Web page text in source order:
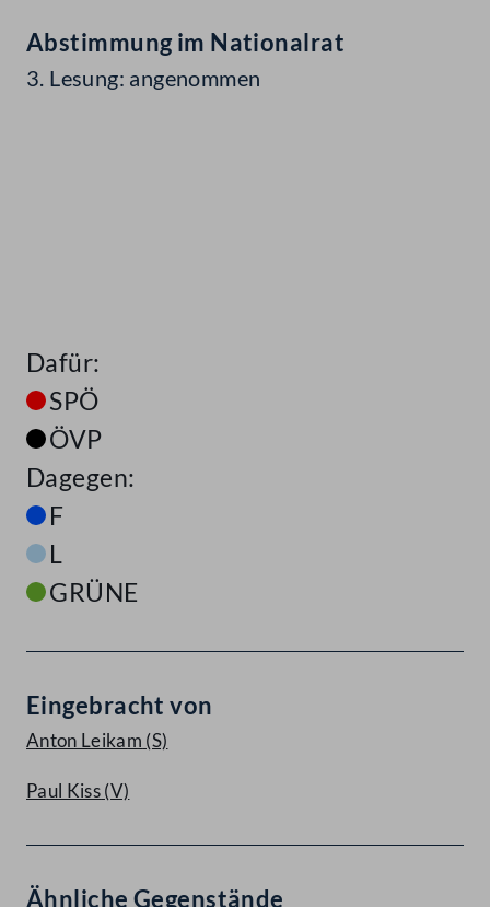
Abstimmung im Nationalrat
3. Lesung: angenommen
Dafür:
SPÖ
ÖVP
Dagegen:
F
L
GRÜNE
Eingebracht von
Anton Leikam (S)
Paul Kiss(V)
Ähnliche Gegenstände